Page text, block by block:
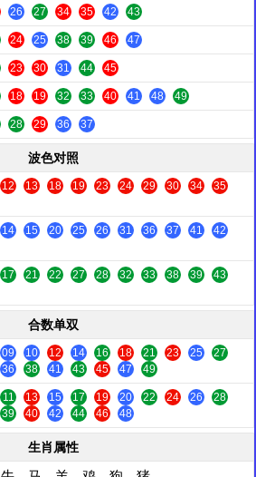
26 27 34 35 42 43
24 25 38 39 46 47
23 30 31 44 45
18 19 32 33 40 41 48 49
28 29 36 37
波色对照
12 13 18 19 23 24 29 30 34
35
14 15 20 25 26 31 36 37 41
42
17 21 22 27 28 32 33 38 39
43
合数单双
09 10 12 14 16 18 21 23 25
27
36 38 41 43 45 47 49
11 13 15 17 19 20 22 24 26
28
39 40 42 44 46 48
生肖属性